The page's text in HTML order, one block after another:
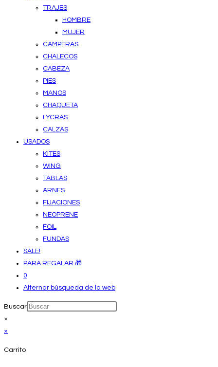
TRAJES
HOMBRE
MUJER
CAMPERAS
CHALECOS
CABEZA
PIES
MANOS
CHAQUETA
LYCRAS
CALZAS
USADOS
KITES
WING
TABLAS
ARNES
FIJACIONES
NEOPRENE
FOIL
FUNDAS
SALE!
PARA REGALAR 🎁
0
Alternar búsqueda de la web
Buscar
×
×
Carrito